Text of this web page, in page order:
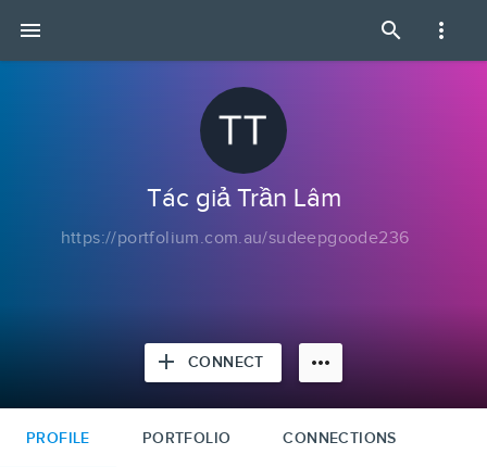
menu search more_vert
Tác giả Trần Lâm
https://portfolium.com.au/sudeepgoode236
add CONNECT more_horiz
PROFILE PORTFOLIO CONNECTIONS
giả
Trần